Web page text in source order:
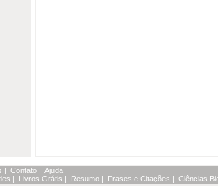
| Contato | Ajuda
| Livros Grátis | Resumo | Frases e Citações | Ciências